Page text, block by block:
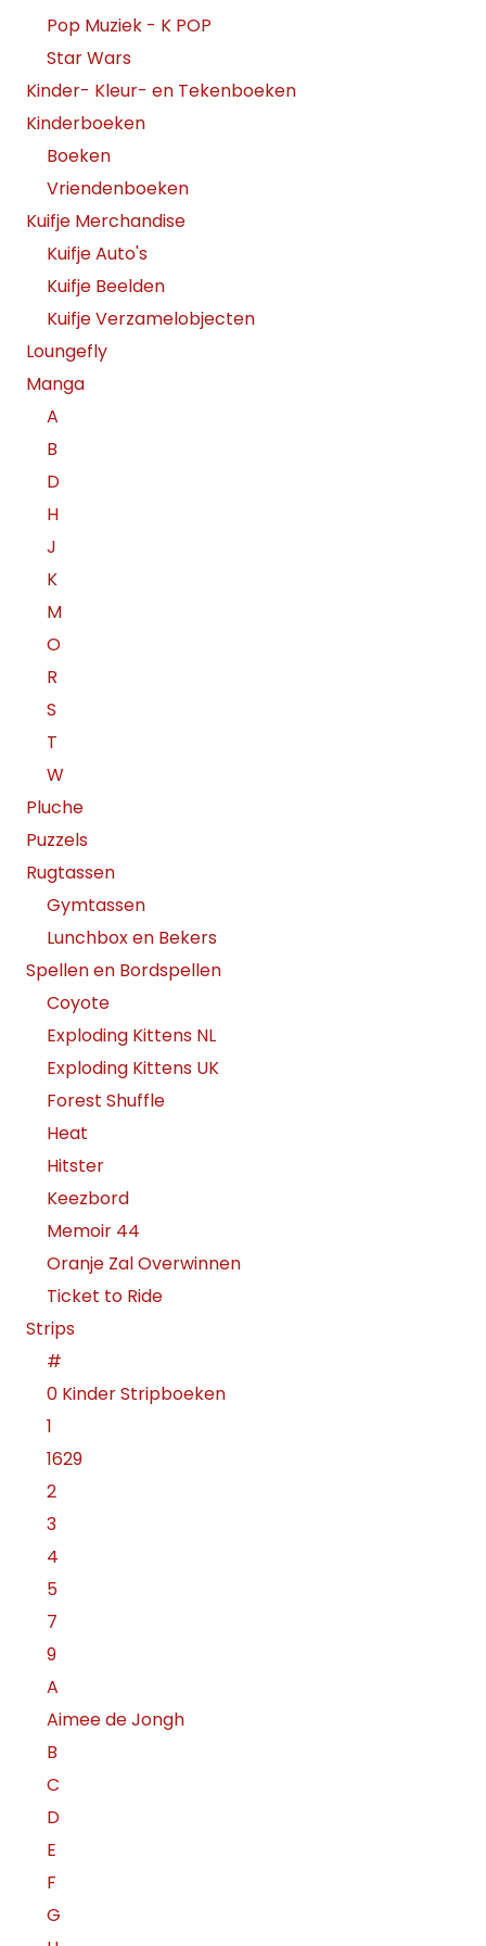
Pop Muziek - K POP
Star Wars
Kinder- Kleur- en Tekenboeken
Kinderboeken
Boeken
Vriendenboeken
Kuifje Merchandise
Kuifje Auto's
Kuifje Beelden
Kuifje Verzamelobjecten
Loungefly
Manga
A
B
D
H
J
K
M
O
R
S
T
W
Pluche
Puzzels
Rugtassen
Gymtassen
Lunchbox en Bekers
Spellen en Bordspellen
Coyote
Exploding Kittens NL
Exploding Kittens UK
Forest Shuffle
Heat
Hitster
Keezbord
Memoir 44
Oranje Zal Overwinnen
Ticket to Ride
Strips
#
0 Kinder Stripboeken
1
1629
2
3
4
5
7
9
A
Aimee de Jongh
B
C
D
E
F
G